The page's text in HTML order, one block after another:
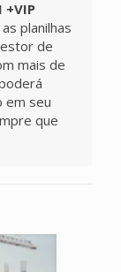
+VIP
planilhas
de
mais de
em seu
que